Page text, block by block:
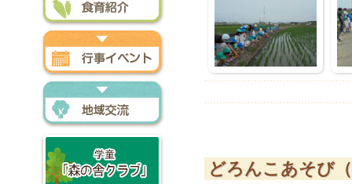
食育
行事イベント
地域交流
どろんこあそび